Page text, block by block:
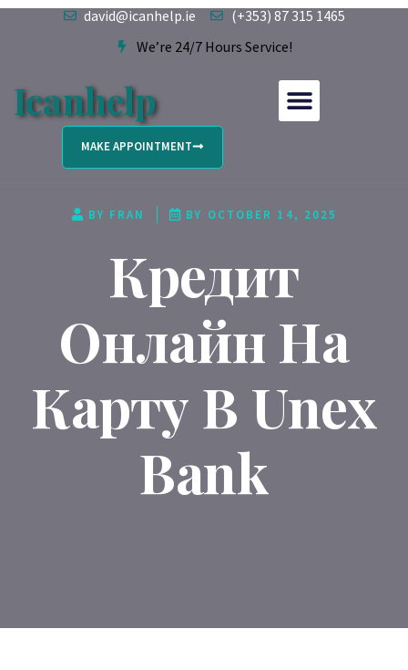
We’re 24/7 Hours Service!
david@icanhelp.ie (+353) 87 315 1465
Icanhelp
MAKE APPOINTMENT
BY FRAN BY OCTOBER 14, 2025
Кредит
Онлайн На
Карту В Unex
Bank